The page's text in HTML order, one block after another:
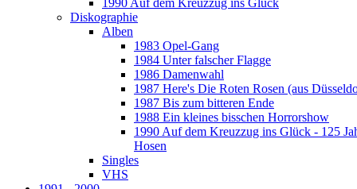
Diskographie
Alben
1983 Opel-Gang
1984 Unter falscher Flagge
1986 Damenwahl
1987 Here's Die Roten Rosen (aus
1987 Bis zum bitteren Ende
1988 Ein kleines bisschen Horrorshow
1990 Auf dem Kreuzzug ins Glück - 125
Hosen
Singles
VHS